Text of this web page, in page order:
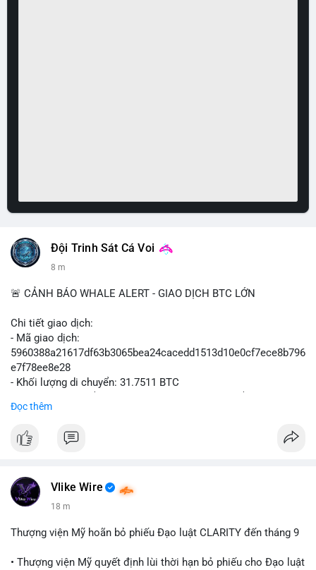
Đội Trinh Sát Cá Voi
8 m
🚨 CẢNH BÁO WHALE ALERT - GIAO DỊCH BTC LỚN
Chi tiết giao dịch:
- Mã giao dịch:
5960388a21617df63b3065bea24cacedd1513d10e0cf7ece8b796
e7f78ee8e28
- Khối lượng di chuyển: 31.7511 BTC
USD)
Đọc thêm
Vlike Wire
18 m
Thượng viện Mỹ hoãn bỏ phiếu Đạo luật CLARITY đến tháng 9
• Thượng viện Mỹ quyết định lùi thời hạn bỏ phiếu cho Đạo luật